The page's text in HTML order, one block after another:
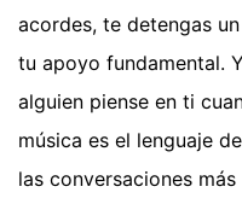
acordes, te detengas
tu apoyo fundamental.
alguien piense en ti
música es el lenguaje
las conversaciones